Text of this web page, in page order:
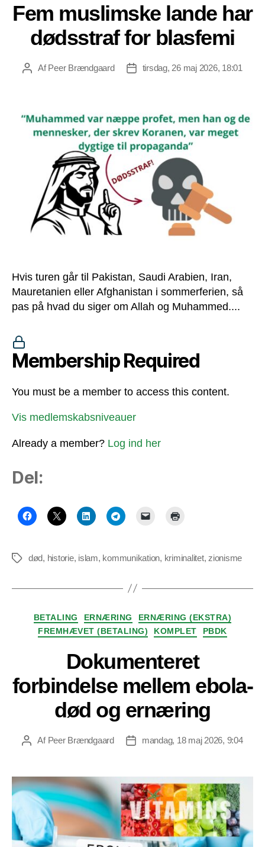
Fem muslimske lande har
dødsstraf for blasfemi
Indlægsforfatter
AfPeer Brændgaard Indlægsdato
tirsdag, 26 maj 2026, 18:01
Hvis turen går til Pakistan, Saudi Arabien, Iran,
Mauretanien eller Afghanistan i sommerferien, så
pas på hvad du siger om Allah og Muhammed....
Membership Required
You must be a member to access this content.
Vis medlemskabsniveauer
Already a member? Log ind her
Del:
Tagsdød, historie, islam, kommunikation, kriminalitet, zionisme
Kategorier
BETALING ERNÆRING
ERNÆRING (EKSTRA)
FREMHÆVET (BETALING)
KOMPLET PBDK
Dokumenteret
forbindelse mellem ebola-
død og ernæring
Indlægsforfatter
Af Peer Brændgaard Indlægsdato
mandag, 18 maj 2026, 9:04